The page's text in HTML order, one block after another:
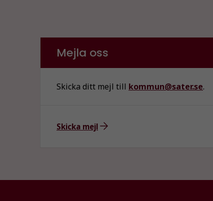
Mejla oss
Skicka ditt mejl till kommun@sater.se.
Skicka mejl